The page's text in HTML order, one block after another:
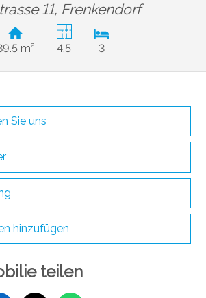
11, Frenkendorf
m² 4.5 3
Sie uns
hinzufügen
teilen